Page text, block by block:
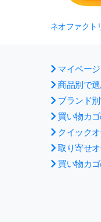
ネオファクト
マイページ
商品別で
ブランド
買い物カ
クイック
取り寄せ
買い物カ